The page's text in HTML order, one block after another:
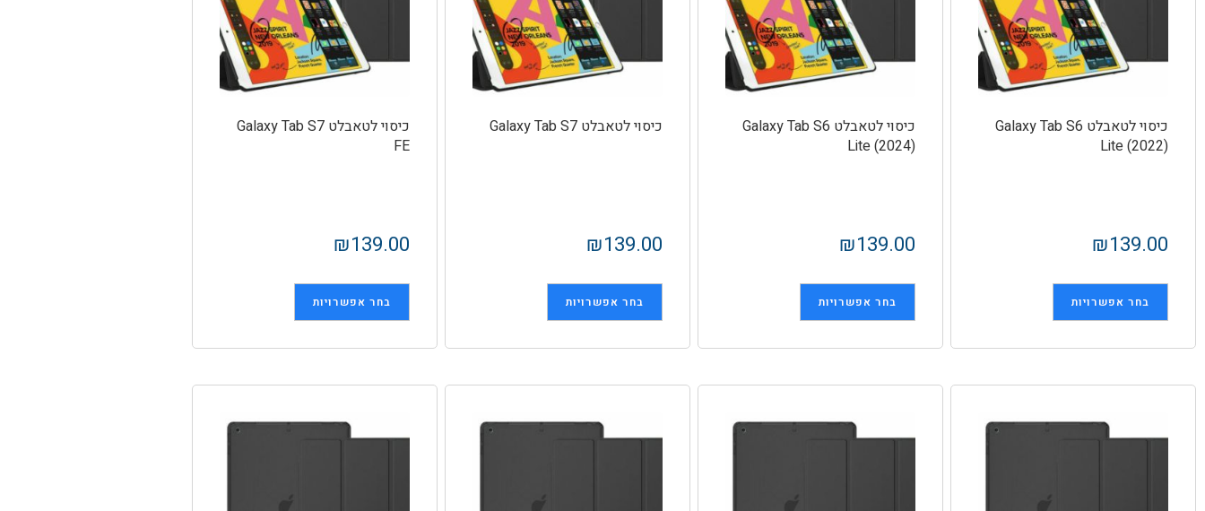
כיסוי לטאבלט Galaxy Tab S6
Lite (2022)
₪139.00
בחר אפשרויות
כיסוי לטאבלט Galaxy Tab S6
Lite (2024)
₪139.00
בחר אפשרויות
כיסוי לטאבלט Galaxy Tab S7
₪139.00
בחר אפשרויות
כיסוי לטאבלט Galaxy Tab S7
FE
₪139.00
בחר אפשרויות